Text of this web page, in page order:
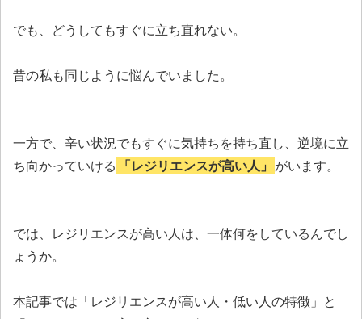
でも、どうしてもすぐに立ち直れない。
昔の私も同じように悩んでいました。
一方で、辛い状況でもすぐに気持ちを持ち直し、逆境に立
ち向かっていける
「レジリエンスが高い人」 がいます。
では、レジリエンスが高い人は、一体何をしているんでし
ょうか。
本記事では「レジリエンスが高い人・低い人の特徴」と